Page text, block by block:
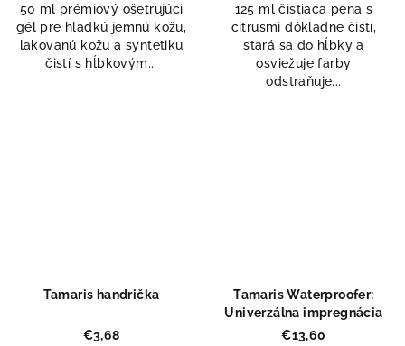
50 ml prémiový ošetrujúci
gél pre hladkú jemnú kožu,
lakovanú kožu a syntetiku
čistí s hĺbkovým...
125 ml čistiaca pena s
citrusmi dôkladne čistí,
stará sa do hĺbky a
osviežuje farby
odstraňuje...
Tamaris handrička
€3,68
Tamaris Waterproofer:
Univerzálna impregnácia
€13,60